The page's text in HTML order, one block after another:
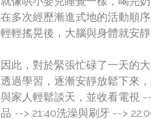
在多次經歷漸進式地的活動順
輕輕搖晃後，大腦與身體就安
因此，對於緊張忙碌了一天的
透過學習，逐漸安靜放鬆下來
與家人輕鬆談天，並收看電視
品 --> 21:40洗澡與刷牙 -->